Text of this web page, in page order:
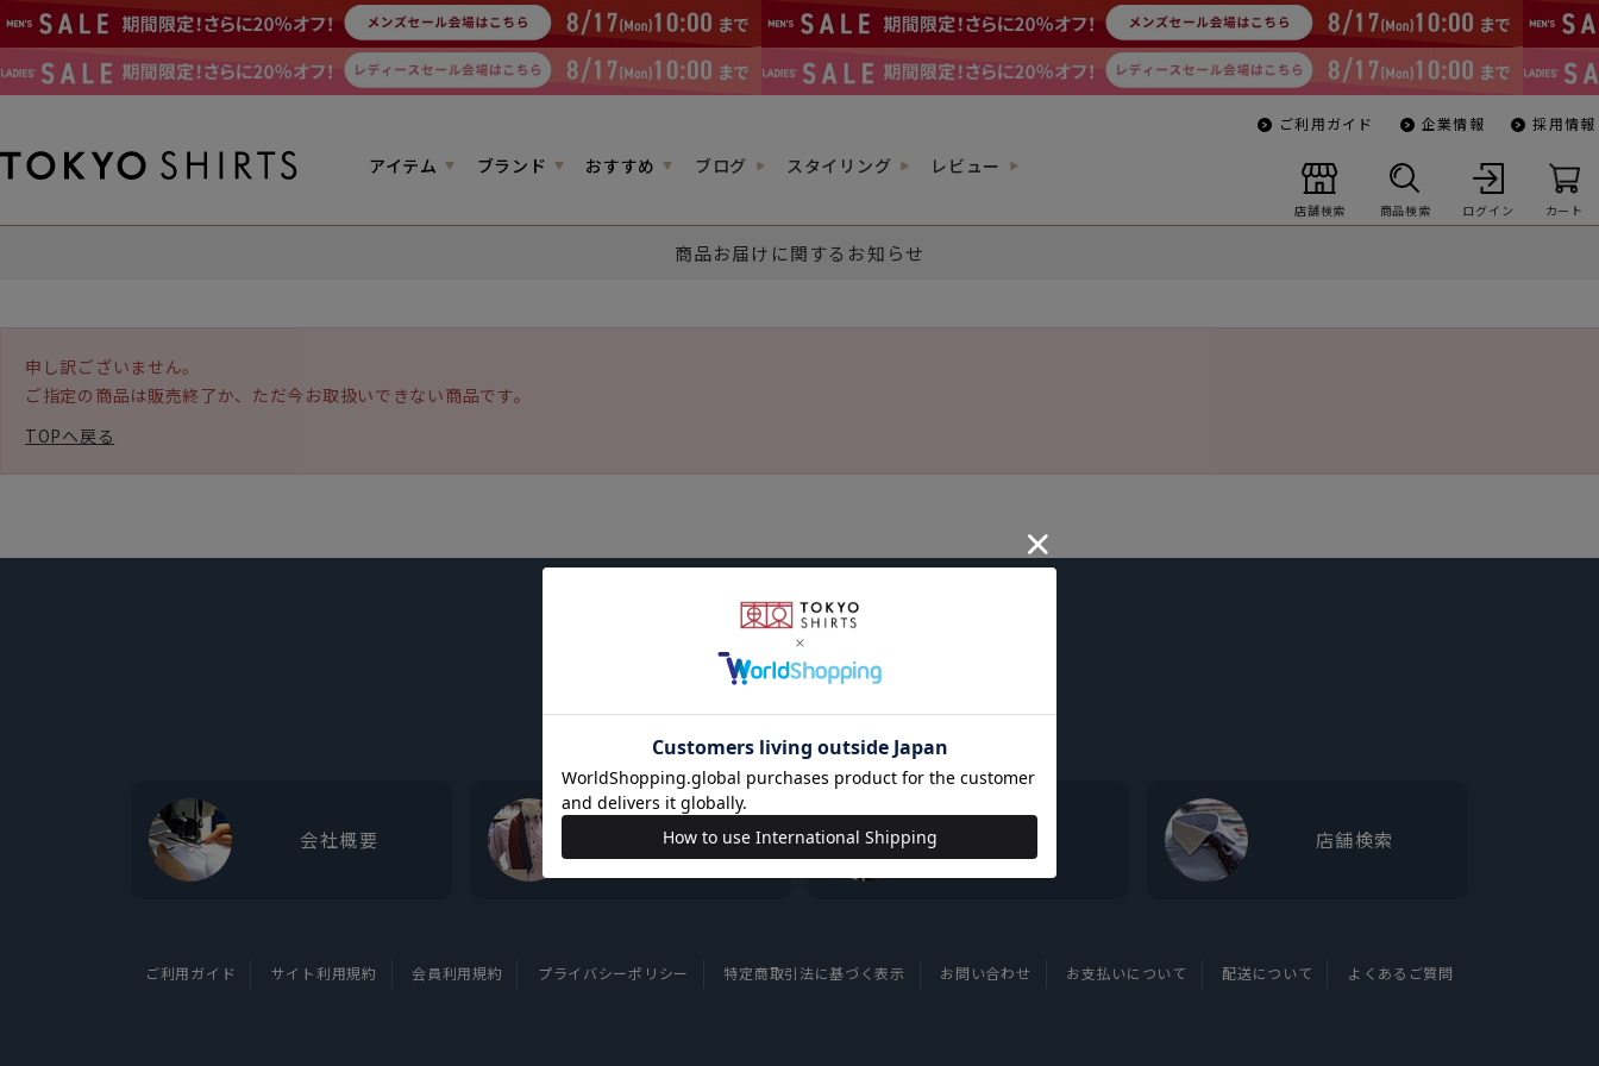
アイテム ブランド おすすめ ブログ スタイリング レビュー
ご利用ガイド 企業情報 採用情報
店舗検索 商品検索 ログイン カート
商品お届けに関するお知らせ
申し訳ございません。
ご指定の商品は販売終了か、ただ今お取扱いできない商品です。
TOPへ戻る
会社概要 東京シャツについて 店舗検索
ご利用ガイド サイト利用規約 会員利用規約 プライバシーポリシー 特定商取引法に基づく表示 お問い合わせ お支払いについて 配送について よくあるご質問